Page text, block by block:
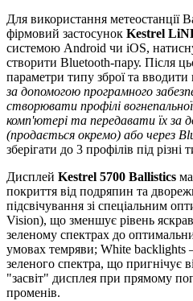
Для використання метеостанції
фірмовий застосунок Kestrel
системою Android чи iOS,
створити Bluetooth-пару. Після
параметри типу зброї та вводити
за допомогою програмного
створювати профілі
комп'ютері та передавати їх за
(продається окремо) або через
зберігати до 3 профілів під різні
Дисплей Kestrel 5700 Ballistics
покриття від подряпин та
підсвічування зі спеціальним
Vision), що зменшує рівень
зеленому спектрах до
умовах темряви; White backlights
зеленого спектра, що пригнічує
"засвіт" дисплея при прямому
променів.